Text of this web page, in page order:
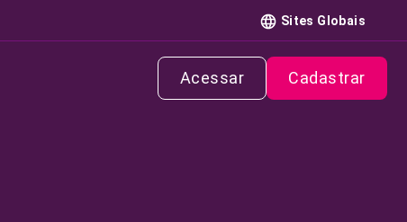
Sites Globais
Acessar Cadastrar